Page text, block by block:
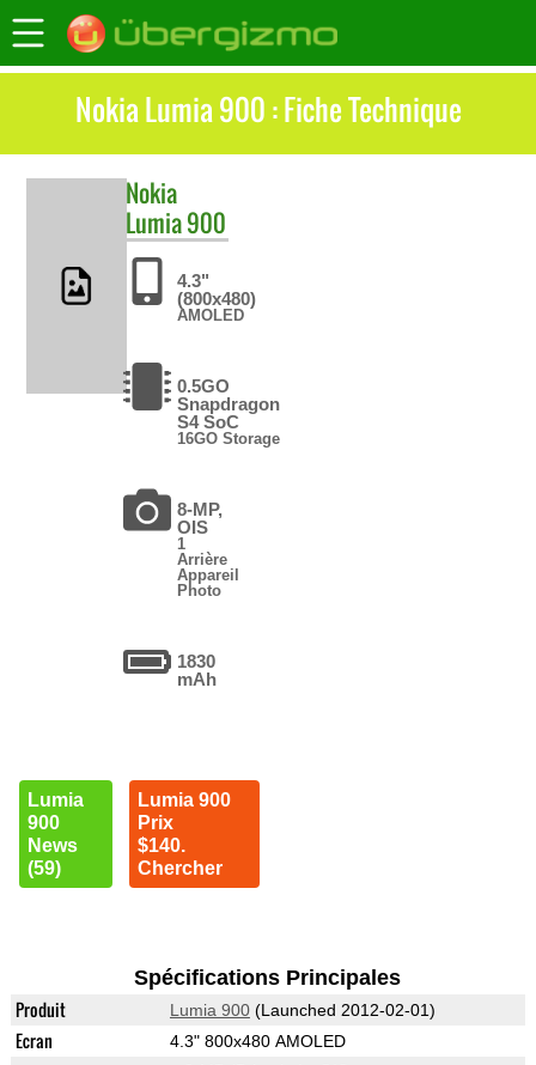
Nokia Lumia 900 : Fiche Technique
Nokia
Lumia 900
4.3"
(800x480)
AMOLED
0.5GO
Snapdragon
S4 SoC
16GO Storage
8-MP,
OIS
1
Arrière
Appareil
Photo
1830
mAh
Lumia
900
News
(59)
Lumia 900
Prix
$140.
Chercher
Spécifications Principales
Produit Lumia 900(Launched 2012-02-01)
Ecran 4.3" 800x480 AMOLED